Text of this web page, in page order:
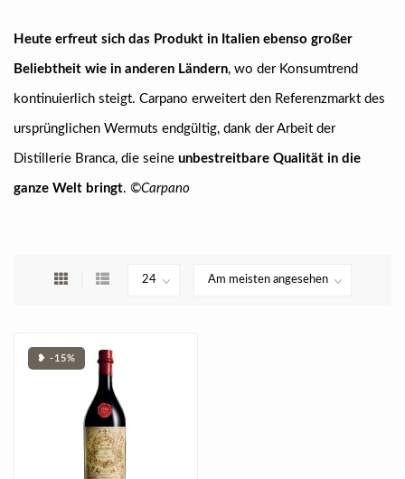
Heute erfreut sich das Produkt in Italien ebenso großer
Beliebtheit wie in anderen Ländern, wo der Konsumtrend
kontinuierlich steigt. Carpano erweitert den Referenzmarkt des
ursprünglichen Wermuts endgültig, dank der Arbeit der
Distillerie Branca, die seine unbestreitbare Qualität in die
ganze Welt bringt. ©Carpano
❥ -15%